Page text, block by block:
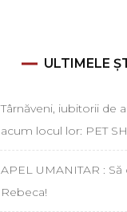
ULTIMELE
Târnăveni, iubitorii de
acum locul lor: PET
APEL UMANITAR :
Rebeca!